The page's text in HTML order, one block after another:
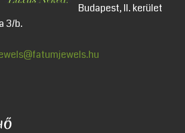
Budapest, II. kerület
3/b.